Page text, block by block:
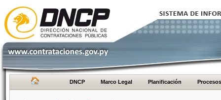
DNCP Marco Legal Planificación Procesos